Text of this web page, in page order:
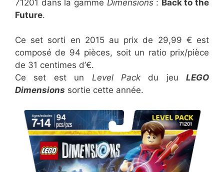
71201 dans la gamme Dimensions: Back to the
Future.
Ce set sorti en 2015 au prix de 29,99 € est
composé de 94 pièces, soit un ratio prix/pièce
de 31 centimes d’€.
Ce set est un Level Packdu jeu LEGO
Dimensions sortie cette année.